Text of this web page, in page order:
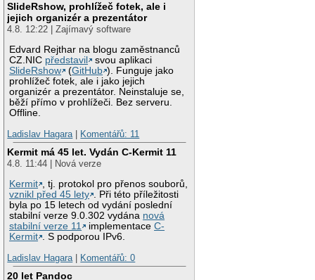
SlideRshow, prohlížeč fotek, ale i
jejich organizér a prezentátor
4.8. 12:22 | Zajímavý software
Edvard Rejthar na blogu zaměstnanců
CZ.NIC představil
svou aplikaci
SlideRshow
(GitHub ). Funguje jako
prohlížeč fotek, ale i jako jejich
organizér a prezentátor. Neinstaluje se,
běží přímo v prohlížeči. Bez serveru.
Offline.
Ladislav Hagara | Komentářů: 11
Kermit má 45 let. Vydán C-Kermit 11
4.8. 11:44 | Nová verze
Kermit , tj. protokol pro přenos souborů,
vznikl před 45 lety . Při této příležitosti
byla po 15 letech od vydání poslední
stabilní verze 9.0.302 vydána nová
stabilní verze 11
implementaceC-
Kermit . S podporou IPv6.
Ladislav Hagara | Komentářů: 0
20 let Pandoc